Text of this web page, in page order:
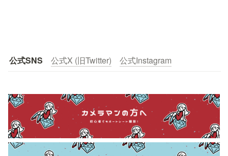
公式SNS 公式X (旧Twitter) 公式Instagram